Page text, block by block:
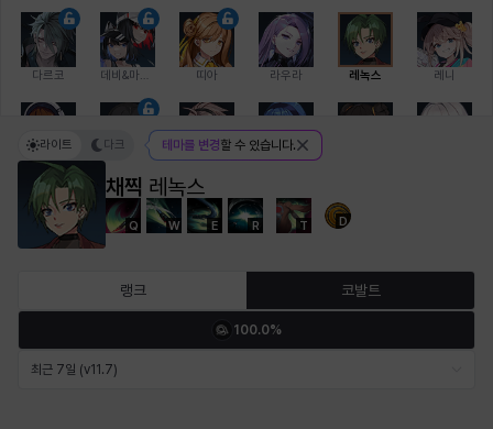
다르코 띠아 라우라 레녹스 레니
레온 루크 르노어
바바라 버니스 블레어 비앙카 비형 샬럿
채찍 레녹스
Q W E R T D
라이트 다크 테마를 변경할 수 있습니다.
랭크 코발트
100.0%
최근 7일 (v11.7)